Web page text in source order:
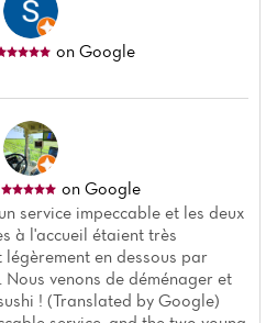
on Google
on Google
service impeccable et les deux
à l'accueil étaient très
en dessous par
venons de déménager et
! (Translated by Google)